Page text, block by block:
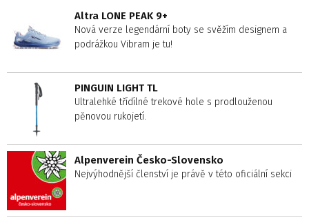
Altra LONE PEAK 9+
Nová verze legendární boty se svěžím designem a
podrážkou Vibram je tu!
PINGUIN LIGHT TL
Ultralehké třídílné trekové hole s prodlouženou
pěnovou rukojetí.
Alpenverein Česko-Slovensko
Nejvýhodnější členství je právě v této oficiální sekci